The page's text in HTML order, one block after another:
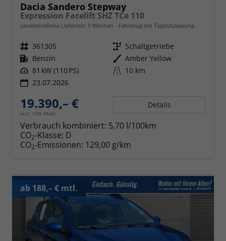
Dacia Sandero Stepway
Expression Facelift SHZ TCe 110
unverbindliche Lieferzeit: 5 Wochen Fahrzeug mit Tageszulassung
Fahrzeugnr. 361305 Getriebe Schaltgetriebe
Kraftstoff Benzin Außenfarbe Amber Yellow
Leistung 81 kW (110 PS) Kilometerstand 10 km
23.07.2026
19.390,– €
incl. 19% MwSt.
Details
Verbrauch kombiniert: 5,70 l/100km
CO2-Klasse: D
CO2-Emissionen: 129,00 g/km
ab 188,– € mtl.